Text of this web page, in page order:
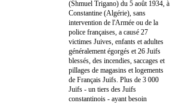
(Shmuel Trigano) du 5 août 1934, à
Constantine (Algérie), sans
intervention de l'Armée ou de la
police françaises, a causé 27
victimes Juives, enfants et adultes
généralement égorgés et 26 Juifs
blessés, des incendies, saccages et
pillages de magasins et logements
de Français Juifs. Plus de 3 000
Juifs - un tiers des Juifs
constantinois - ayant besoin